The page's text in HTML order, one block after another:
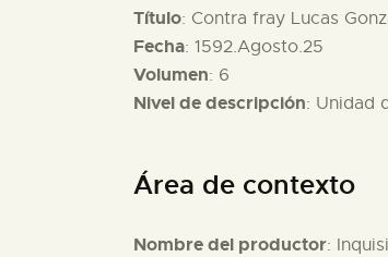
Título: Contra fray Lucas
Fecha: 1592.Agosto.25
Volumen: 6
Nivel de descripción: Unidad
Área de contexto
Nombre del productor: